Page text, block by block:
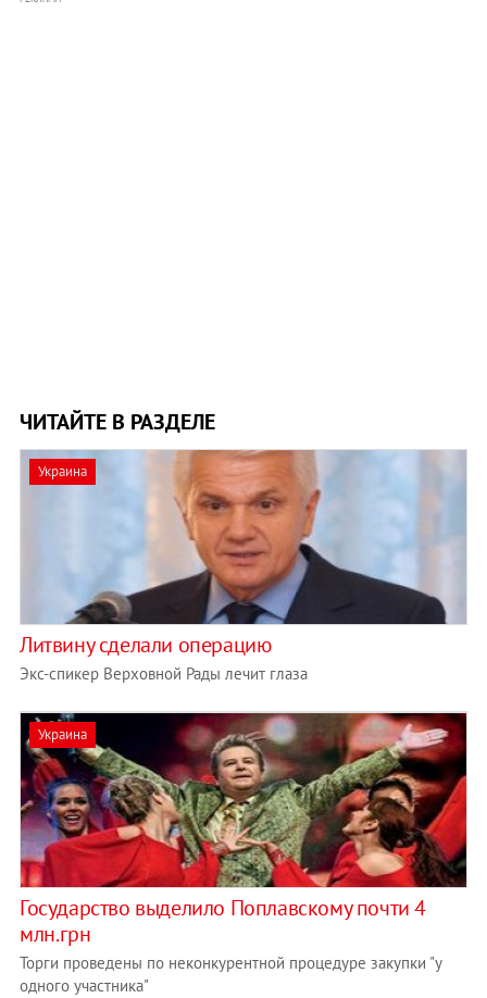
ЧИТАЙТЕ В РАЗДЕЛЕ
Украина
Литвину сделали операцию
Экс-спикер Верховной Рады лечит глаза
Украина
Государство выделило Поплавскому почти 4
млн.грн
Торги проведены по неконкурентной процедуре закупки "у
одного участника"